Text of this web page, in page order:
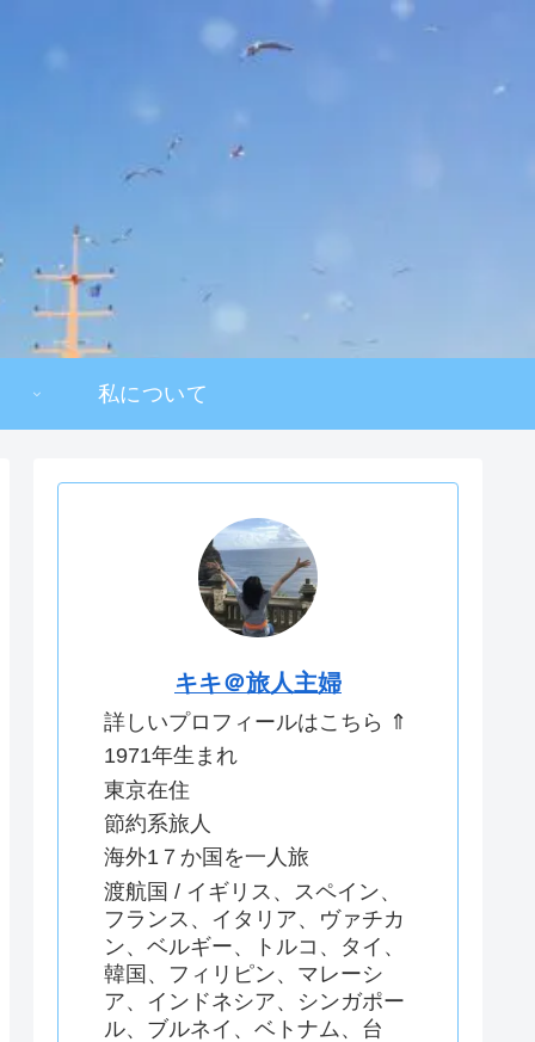
私について
キキ＠旅人主婦
詳しいプロフィールはこちら ⇑
1971年生まれ
東京在住
節約系旅人
海外1７か国を一人旅
渡航国 / イギリス、スペイン、
フランス、イタリア、ヴァチカ
ン、ベルギー、トルコ、タイ、
韓国、フィリピン、マレーシ
ア、インドネシア、シンガポー
ル、ブルネイ、ベトナム、台